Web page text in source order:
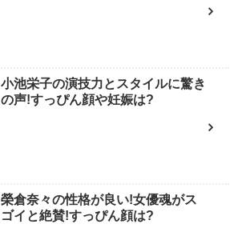
小池栄子の演技力とスタイルに驚き
の声!すっぴん顔や妊娠は?
榮倉奈々の性格が良い!女優魂がス
ゴイと絶賛!すっぴん顔は?